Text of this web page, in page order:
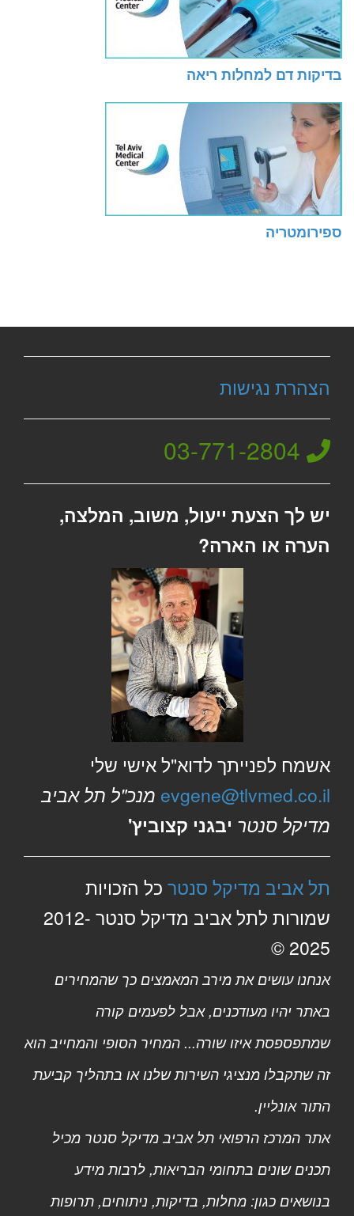
בדיקות דם למחלות ריאה
ספירומטריה
הצהרת נגישות
03-771-2804
יש לך הצעת ייעול, משוב, המלצה,
הערה או הארה?
אשמח לפנייתך לדוא"ל אישי שלי
evgene@tlvmed.co.il מנכ"ל תל אביב
מדיקל סנטר יבגני קצוביץ'
תל אביב מדיקל סנטר כל הזכויות
שמורות לתל אביב מדיקל סנטר 2012-
2025 ©
אנחנו עושים את מירב המאמצים כך שהמחירים
באתר יהיו מעודכנים, אבל לפעמים קורה
שמתפספסת איזו שורה... המחיר הסופי והמחייב הוא
זה שתקבלו מנציגי השירות שלנו או בתהליך קביעת
התור אונליין.
אתר המרכז הרפואי תל אביב מדיקל סנטר מכיל
תכנים שונים בתחומי הבריאות, לרבות מידע
בנושאים כגון: מחלות, בדיקות, ניתוחים, תרופות